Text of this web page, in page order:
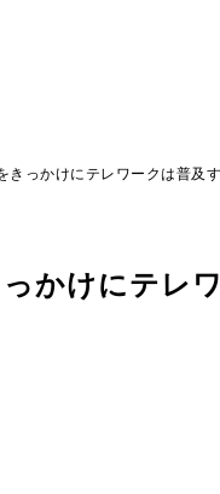
っかけにテレワークは普及
かけにテレ